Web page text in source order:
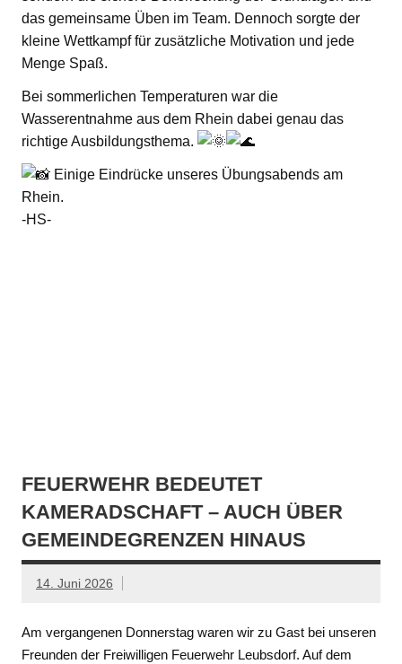
das gemeinsame Üben im Team. Dennoch sorgte der
kleine Wettkampf für zusätzliche Motivation und jede
Menge Spaß.
Bei sommerlichen Temperaturen war die
Wasserentnahme aus dem Rhein dabei genau das
richtige Ausbildungsthema.
Einige Eindrücke unseres Übungsabends am
Rhein.
-HS-
FEUERWEHR BEDEUTET
KAMERADSCHAFT – AUCH ÜBER
GEMEINDEGRENZEN HINAUS
14. Juni 2026
Am vergangenen Donnerstag waren wir zu Gast bei unseren
Freunden der Freiwilligen Feuerwehr Leubsdorf. Auf dem